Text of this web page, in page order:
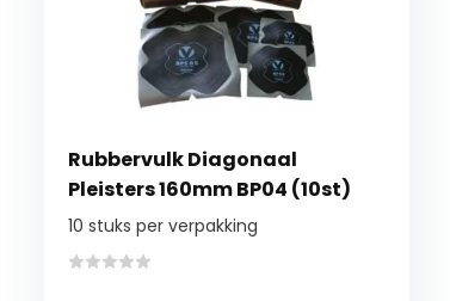
Rubbervulk Diagonaal
Pleisters 160mm BP04 (10st)
10 stuks per verpakking